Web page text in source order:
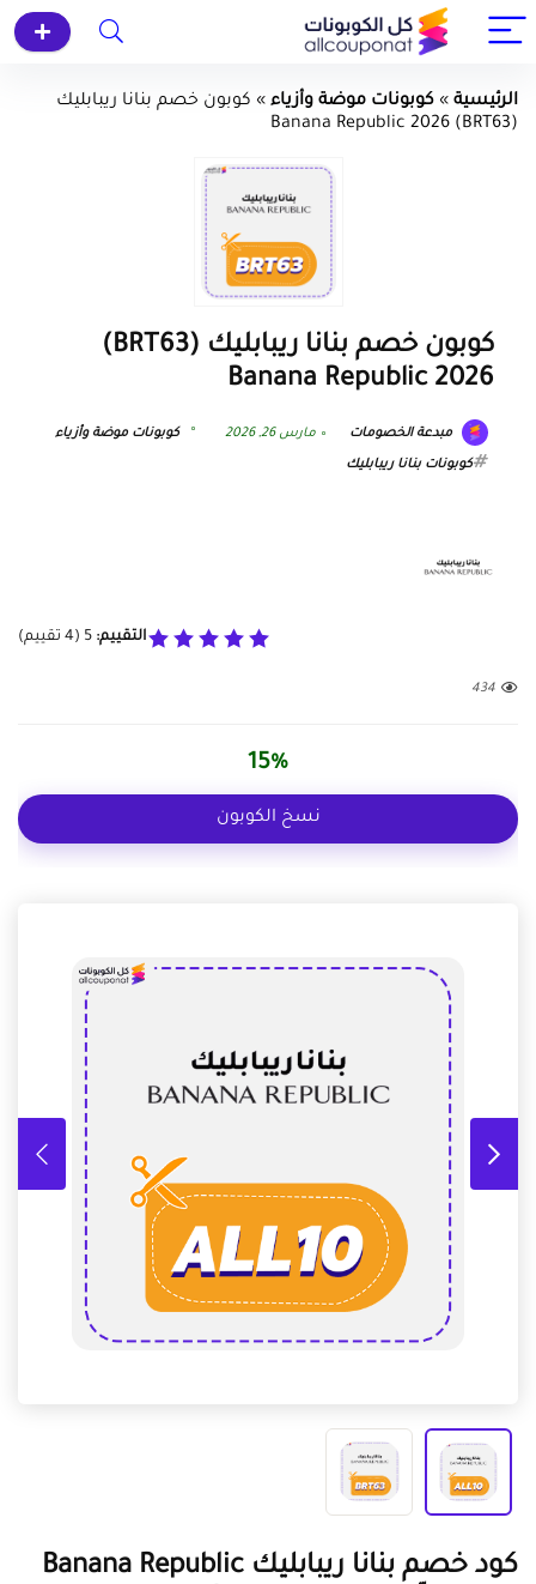
الرئيسية » كوبونات موضة وأزياء » كوبون خصم بنانا ريبابليك
(BRT63) Banana Republic 2026
كوبون خصم بنانا ريبابليك (BRT63)
Banana Republic 2026
مبدعة الخصومات مارس 26, 2026 كوبونات موضة وأزياء
كوبونات بنانا ريبابليك
التقييم: 5
(
4 تقييم)
434
15%
نسخ الكوبون
كود خصم بنانا ريبابليك Banana Republic